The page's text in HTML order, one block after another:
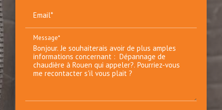
Email*
Message*